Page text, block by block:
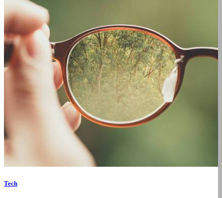
Tech